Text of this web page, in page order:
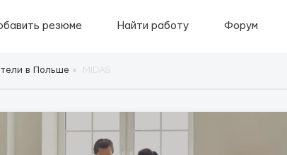
резюме Найти работу Форум
в Польше